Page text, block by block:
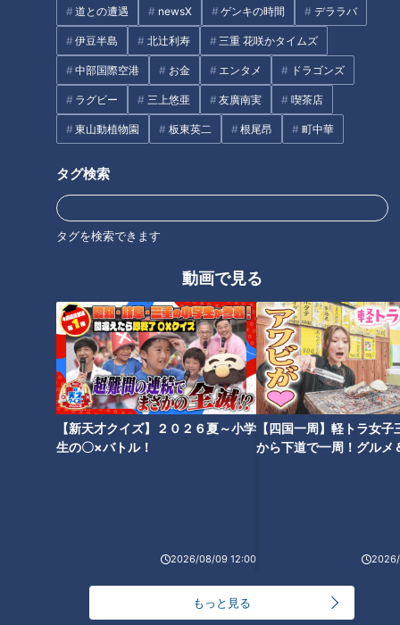
道との遭遇 newsX ゲンキの時間 デララバ
伊豆半島 北辻利寿 三重 花咲かタイムズ
中部国際空港 お金 エンタメ ドラゴンズ
ラグビー 三上悠亜 友廣南実 喫茶店
東山動植物園 板東英二 根尾昂 町中華
タグ検索
タグを検索できます
動画で見る
【新天才クイズ】２０２６夏～小学
生の〇×バトル！
2026/08/09 12:00
【四国一周】軽トラ女子
から下道で一周！グルメ
もっと見る
『マスクメイク術』
ピラティスって知ってる？家で
簡単に始めて美ボディを目指
目標はハイレベルのアライバ！
絶対的ショートを目指し、京田
タグ
チャント！
ランキング
RANKING